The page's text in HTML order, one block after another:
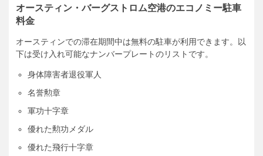
オースティン・バーグストロム空港のエコノミー駐車
料金
オースティンでの滞在期間中は無料の駐車が利用できます。以
下は受け入れ可能なナンバープレートのリストです。
身体障害者退役軍人
名誉勲章
軍功十字章
優れた勲功メダル
優れた飛行十字章